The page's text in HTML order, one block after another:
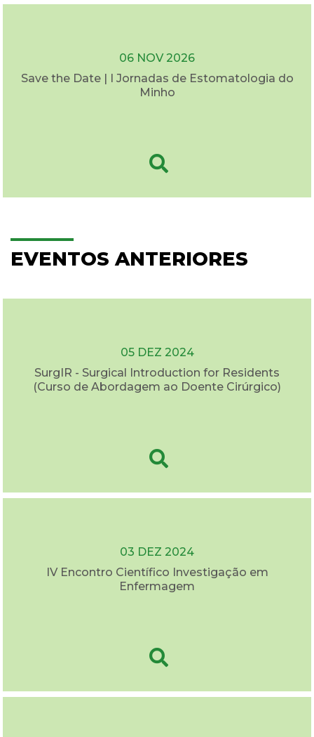
06 NOV 2026
Save the Date | I Jornadas de Estomatologia do
Minho
EVENTOS ANTERIORES
05 DEZ 2024
SurgIR - Surgical Introduction for Residents
(Curso de Abordagem ao Doente Cirúrgico)
03 DEZ 2024
IV Encontro Científico Investigação em
Enfermagem